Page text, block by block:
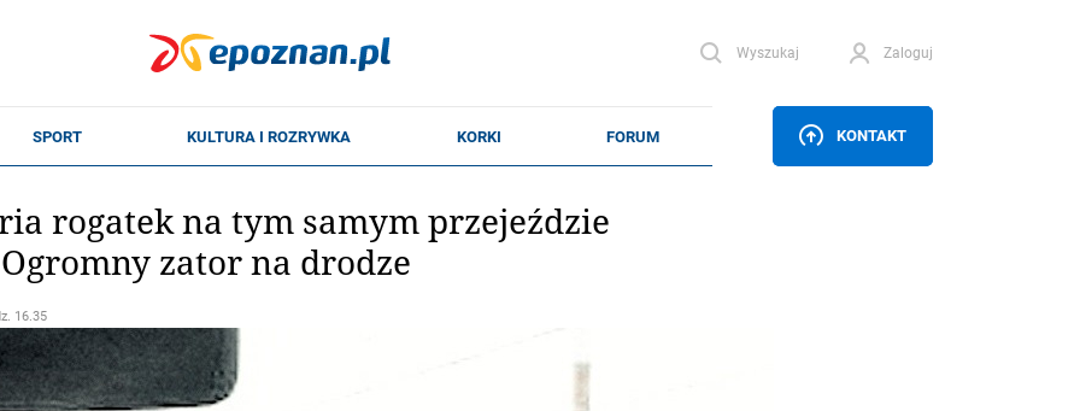
Wyszukaj Zaloguj
KONTAKT
rogatek na tym samym przejeździe
zator na drodze
16.35